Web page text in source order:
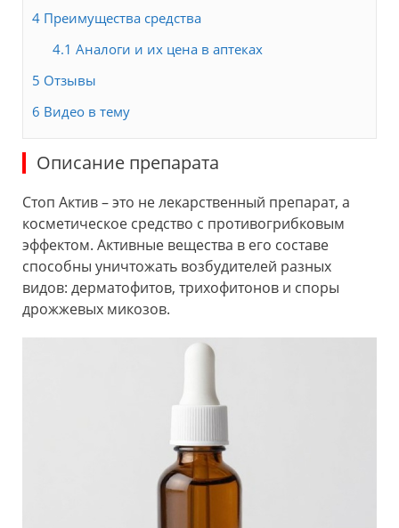
4 Преимущества средства
4.1 Аналоги и их цена в аптеках
5 Отзывы
6 Видео в тему
Описание препарата
Стоп Актив – это не лекарственный препарат, а
косметическое средство с противогрибковым
эффектом. Активные вещества в его составе
способны уничтожать возбудителей разных
видов: дерматофитов, трихофитонов и споры
дрожжевых микозов.